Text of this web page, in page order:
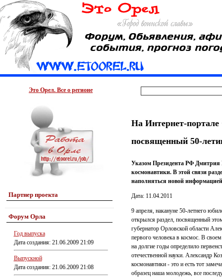
Это Орел. Все о регионе
Партнер проекта
Форум Орла
Год выпуска
Дата создания: 21.06.2009 21:09
Выпускной
Дата создания: 21.06.2009 21:08
На Интернет-портале
посвященный 50-
Указом Президента РФ Дмитрия
космонавтики. В этой связи
наполняться новой информацией
Дата: 11.04.2011
9 апреля, накануне 50-летнего
открылся раздел, посвященный
губернатор Орловской области
первого человека в космос. В
на долгие годы определило
отечественной науки. Александр
космонавтики - это и есть тот
образец наша молодежь, все